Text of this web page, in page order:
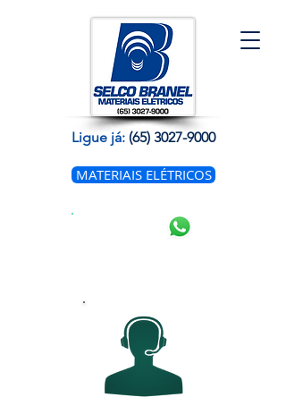
Ligue já: (65) 3027-9000
MATERIAIS ELÉTRICOS